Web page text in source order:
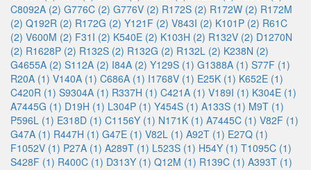
C8092A (2) G776C (2) G776V (2) R172S (2) R172W (2) R172M
(2) Q192R (2) R172G (2) Y121F (2) V843I (2) K101P (2) R61C
(2) V600M (2) F31I (2) K540E (2) K103H (2) R132V (2) D1270N
(2) R1628P (2) R132S (2) R132G (2) R132L (2) K238N (2)
G4655A (2) S112A (2) I84A (2) Y129S (1) G1388A (1) S77F (1)
R20A (1) V140A (1) C686A (1) I1768V (1) E25K (1) K652E (1)
C420R (1) S9304A (1) R337H (1) C421A (1) V189I (1) K304E (1)
A7445G (1) D19H (1) L304P (1) Y454S (1) A133S (1) M9T (1)
P596L (1) E318D (1) C1156Y (1) N171K (1) A7445C (1) V82F (1)
G47A (1) R447H (1) G47E (1) V82L (1) A92T (1) E27Q (1)
F1052V (1) P27A (1) A289T (1) L523S (1) H54Y (1) T1095C (1)
S428F (1) R400C (1) D313Y (1) Q12M (1) R139C (1) A393T (1)